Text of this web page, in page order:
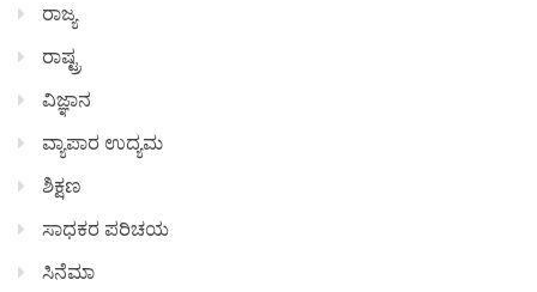
ರಾಜ್ಯ
ರಾಷ್ಟ್ರ
ವಿಜ್ಞಾನ
ವ್ಯಾಪಾರ ಉದ್ಯಮ
ಶಿಕ್ಷಣ
ಸಾಧಕರ ಪರಿಚಯ
ಸಿನೆಮಾ